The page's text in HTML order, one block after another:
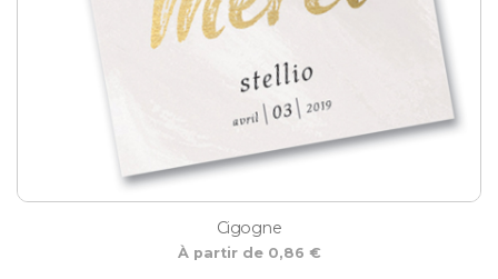
Cigogne
À partir de 0,86 €